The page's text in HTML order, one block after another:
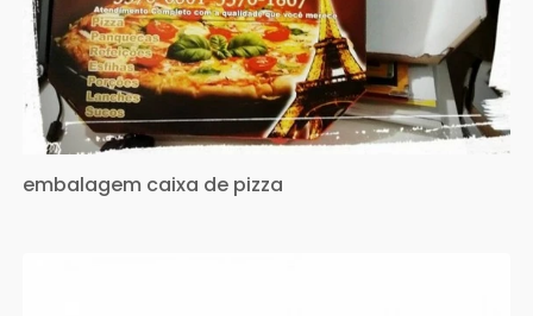
embalagem caixa de pizza